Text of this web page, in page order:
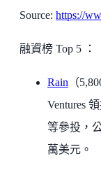
Source: https://
融資榜 Top 5 ：
Rain （
Ventures
等參投，
萬美元。